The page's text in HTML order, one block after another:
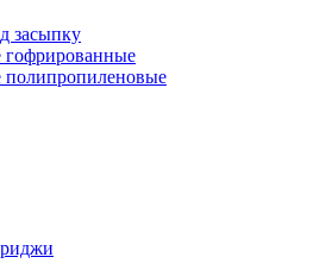
засыпку
гофрированные
полипропиленовые